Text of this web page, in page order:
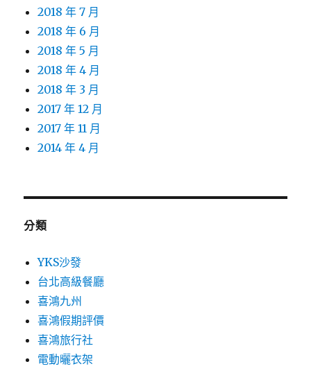
2018 年 7 月
2018 年 6 月
2018 年 5 月
2018 年 4 月
2018 年 3 月
2017 年 12 月
2017 年 11 月
2014 年 4 月
分類
YKS沙發
台北高級餐廳
喜鴻九州
喜鴻假期評價
喜鴻旅行社
電動曬衣架